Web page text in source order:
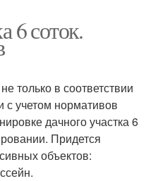
6 соток.
только в соответствии
учетом нормативов
дачного участка 6
Придется
объектов: